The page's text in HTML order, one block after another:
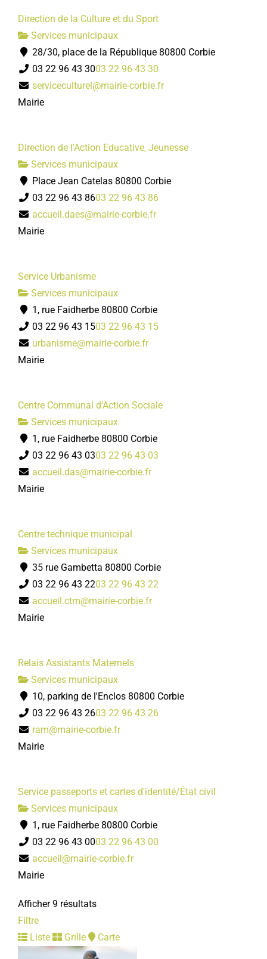
Direction de la Culture et du Sport
Services municipaux
28/30, place de la République 80800 Corbie
03 22 96 43 3003 22 96 43 30
serviceculturel@mairie-corbie.fr
Mairie
Direction de l'Action Educative, Jeunesse
Services municipaux
Place Jean Catelas 80800 Corbie
03 22 96 43 8603 22 96 43 86
accueil.daes@mairie-corbie.fr
Mairie
Service Urbanisme
Services municipaux
1, rue Faidherbe 80800 Corbie
03 22 96 43 1503 22 96 43 15
urbanisme@mairie-corbie.fr
Mairie
Centre Communal d'Action Sociale
Services municipaux
1, rue Faidherbe 80800 Corbie
03 22 96 43 0303 22 96 43 03
accueil.das@mairie-corbie.fr
Mairie
Centre technique municipal
Services municipaux
35 rue Gambetta 80800 Corbie
03 22 96 43 2203 22 96 43 22
accueil.ctm@mairie-corbie.fr
Mairie
Relais Assistants Maternels
Services municipaux
10, parking de l'Enclos 80800 Corbie
03 22 96 43 2603 22 96 43 26
ram@mairie-corbie.fr
Mairie
Service passeports et cartes d'identité/État civil
Services municipaux
1, rue Faidherbe 80800 Corbie
03 22 96 43 0003 22 96 43 00
accueil@mairie-corbie.fr
Mairie
Afficher 9 résultats
Filtre
Liste
Grille Carte